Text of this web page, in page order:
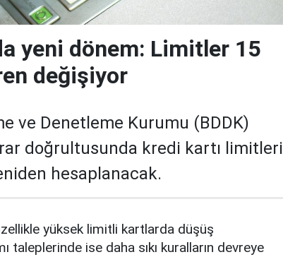
yeni dönem: Limitler 15
değişiyor
ve Denetleme Kurumu (BDDK)
doğrultusunda kredi kartı limitleri
hesaplanacak.
yüksek limitli kartlarda düşüş
taleplerinde ise daha sıkı kuralların devreye